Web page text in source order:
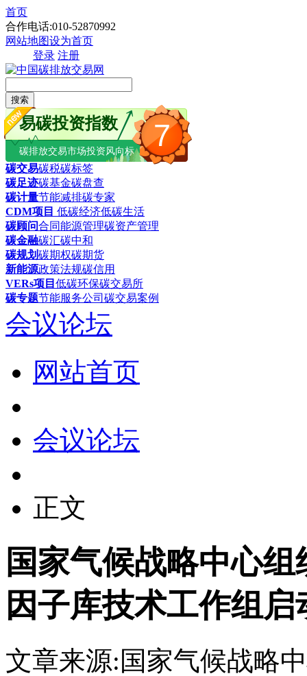
首页
合作电话:010-52870992
网站地图设为首页
登录 注册
搜索
7
易碳投资指数
碳排放交易市场投资风向标
碳交易碳税碳标签
碳足迹碳基金碳盘查
碳计量节能减排碳专家
CDM项目 低碳经济低碳生活
碳顾问合同能源管理碳资产管理
碳金融碳汇碳中和
碳规划碳期权碳期货
新能源政策法规碳信用
VERs项目 低碳环保碳交易所
碳专题节能服务公司 碳交易案例
会议论坛
网站首页
会议论坛
正文
国家气候战略中心
因子库技术工作组启
文章来源:国家气候战略